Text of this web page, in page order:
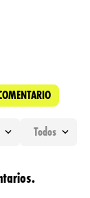
Todos